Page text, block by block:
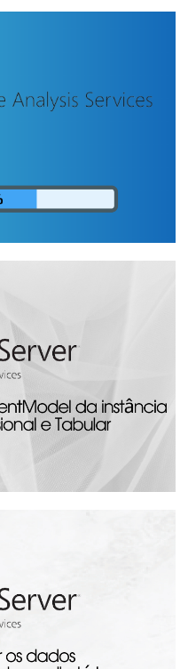
Reactor
com
custo
monitorar o
pelo SQL
leitura